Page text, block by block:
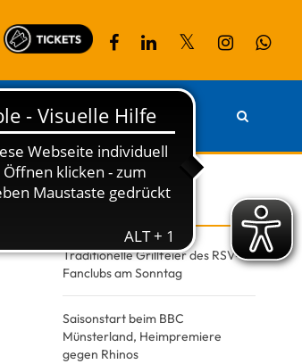
KONTAKT
Traditionelle Grillfeier des RSV-
Fanclubs am Sonntag
Saisonstart beim BBC
Münsterland, Heimpremiere
gegen Rhinos